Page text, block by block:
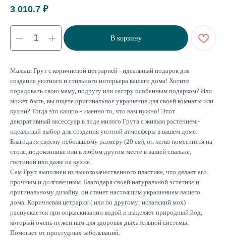
3 010.7 ₽
В корзину
Малыш Грут с коричневой цетрарией - идеальный подарок для
создания уютного и стильного интерьера вашего дома! Хотите
порадовать свою маму, подругу или сестру особенным подарком? Или
может быть, вы ищете оригинальное украшение для своей комнаты или
кухни? Тогда это кашпо - именно то, что вам нужно! Этот
декоративный аксессуар в виде милого Грута с живым растением -
идеальный выбор для создания уютной атмосферы в вашем доме.
Благодаря своему небольшому размеру (20 см), он легко поместится на
столе, подоконнике или в любом другом месте в вашей спальне,
гостиной или даже на кухне.
Сам Грут выполнен из высококачественного пластика, что делает его
прочным и долговечным. Благодаря своей натуральной эстетике и
оригинальному дизайну, он станет настоящим украшением вашего
дома. Коричневая цетрария ( или по другому: исланский мох)
распускается при опрыскивании водой и выделяет природный йод,
который очень нужен нам для здоровья дыхательной системы.
Помогает от простудных заболеваний.
Большие композиции
Маленькие деревья
Каталог
Отправить
Подписывайтесь
на новинки и акции